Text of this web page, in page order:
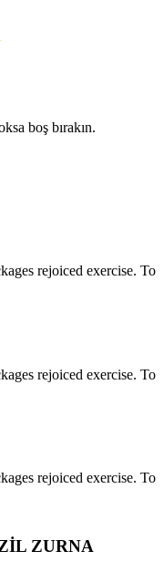
boş bırakın.
rejoiced exercise. To
rejoiced exercise. To
rejoiced exercise. To
ZURNA